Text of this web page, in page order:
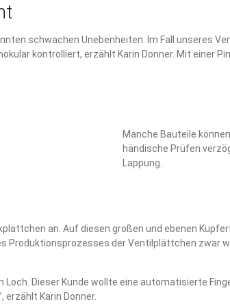
schwachen Unebenheiten. Im Fall unseres
kontrolliert, erzählt Karin Donner. Mit einer
Manche Bauteile
händische Prüfen
Lappung.
an. Auf diesen großen und ebenen
Produktionsprozesses der Ventilplättchen zwar
Dieser Kunde wollte eine automatisierte
Karin Donner.